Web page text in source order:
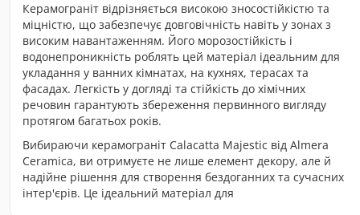
Керамограніт відрізняється високою зносостійкістю та
міцністю, що забезпечує довговічність навіть у зонах з
високим навантаженням. Його морозостійкість і
водонепроникність роблять цей матеріал ідеальним для
укладання у ванних кімнатах, на кухнях, терасах та
фасадах. Легкість у догляді та стійкість до хімічних
речовин гарантують збереження первинного вигляду
протягом багатьох років.
Вибираючи керамограніт Calacatta Majestic від Almera
Ceramica, ви отримуєте не лише елемент декору, але й
надійне рішення для створення бездоганних та сучасних
інтер'єрів. Це ідеальний матеріал для